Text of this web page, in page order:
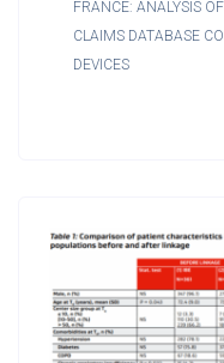
FRANCE: ANALYSIS
CLAIMS DATABASE
DEVICES